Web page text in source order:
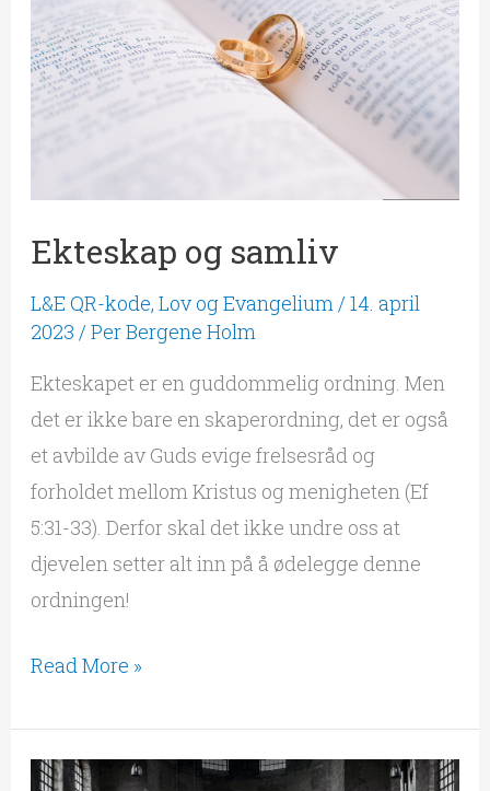
Ekteskap og samliv
L&E QR-kode, Lov og Evangelium /14. april
2023 /Per Bergene Holm
Ekteskapet er en guddommelig ordning. Men
det er ikke bare en skaperordning, det er også
et avbilde av Guds evige frelsesråd og
forholdet mellom Kristus og menigheten (Ef
5:31-33). Derfor skal det ikke undre oss at
djevelen setter alt inn på å ødelegge denne
ordningen!
Read More »
Alt